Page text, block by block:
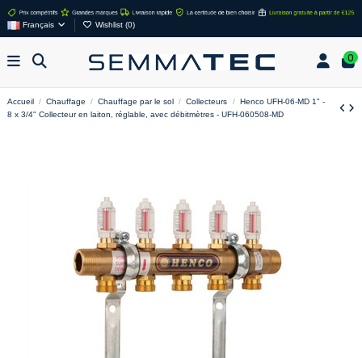
Français Wishlist (0)
0
Accueil Chauffage Chauffage par le sol Collecteurs
Henco UFH-06-MD 1" -
8 x 3/4" Collecteur en laiton, réglable, avec débitmètres - UFH-060508-MD